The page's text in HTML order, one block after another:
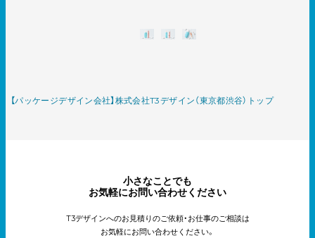
【パッケージデザイン会社】株式会社T3デザイン（東京都渋谷）トップ
小さなことでも
お気軽にお問い合わせください
T3デザインへのお見積りのご依頼・お仕事のご相談は
お気軽にお問い合わせください。